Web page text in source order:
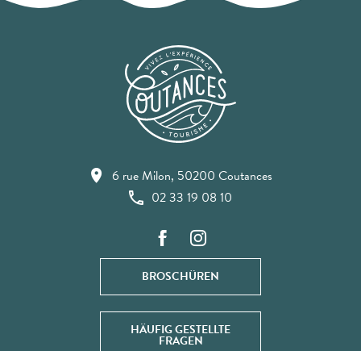
6 rue Milon, 50200 Coutances
02 33 19 08 10
BROSCHÜREN
HÄUFIG GESTELLTE
FRAGEN